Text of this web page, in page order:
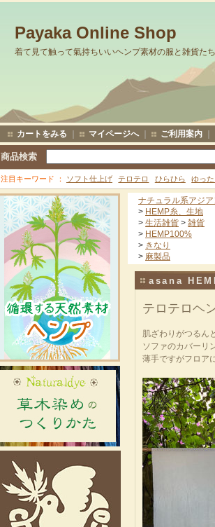
Payaka Online Shop
着て見て触って氣持ちいいヘンプ素材の服と雑貨た
カートをみる マイページへ｜ ご利用案内
商品検索
注目キーワード ソフト仕上げ テロテロ ひらひら ゆった
ナチュラル系アジ
> HEMP糸、生地
> 生活雑貨 > 雑貨
> HEMP100%
> きなり
> 麻製品
asana
テロテロヘ
肌ざわりがつるん
ソファのカバーリ
薄手ですがフロア